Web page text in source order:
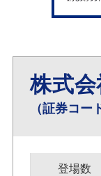
株式
（証券コー
登場数